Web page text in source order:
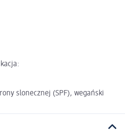
slonecznej (SPF), wegański